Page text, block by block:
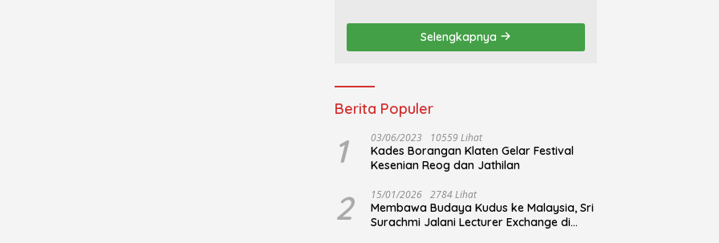
Berlangsung
Gelar Festival Tari
Lajur Caping Kalo
Selengkapnya
Berita Populer
1 03/06/2023 10559 Lihat
Kades Borangan Klaten Gelar Festival
Kesenian Reog dan Jathilan
2 15/01/2026 2784 Lihat
Membawa Budaya Kudus ke Malaysia, Sri
Surachmi Jalani Lecturer Exchange di